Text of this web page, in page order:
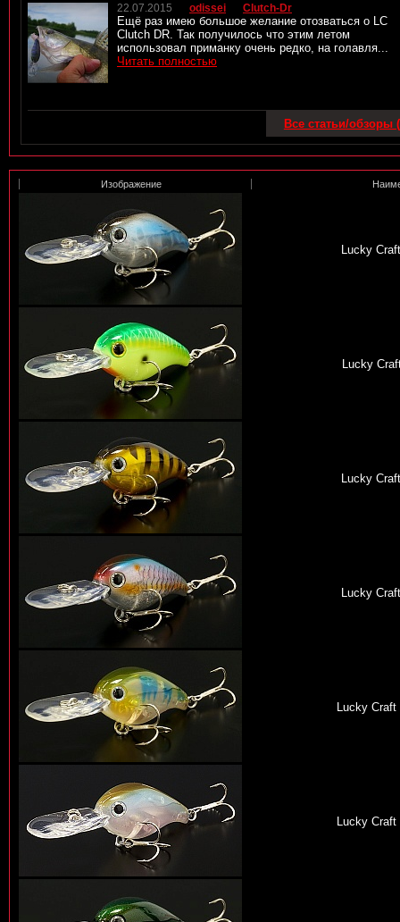
22.07.2015 odissei Clutch-Dr
Ещё раз имею большое желание отозваться о LC
Clutch DR. Так получилось что этим летом
использовал приманку очень редко, на голавля...
Читать полностью
Все статьи/обзоры
Изображение
Lucky
Lucky
Lucky
Lucky
Lucky Craft
Lucky Craft